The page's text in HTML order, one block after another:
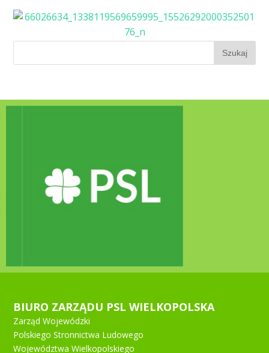
BIURO ZARZĄDU PSL WIELKOPOLSKA
Zarząd Wojewódzki
Polskiego Stronnictwa Ludowego
Województwa Wielkopolskiego